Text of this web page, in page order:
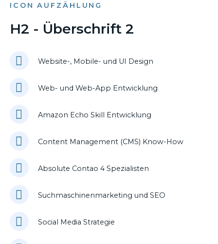
ICON AUFZÄHLUNG
H2 - Überschrift 2
Website-, Mobile- und UI Design
Web- und Web-App Entwicklung
Amazon Echo Skill Entwicklung
Content Management (CMS) Know-How
Absolute Contao 4 Spezialisten
Suchmaschinenmarketing und SEO
Social Media Strategie